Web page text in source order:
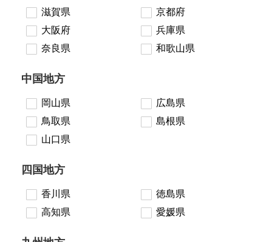
滋賀県
京都府
大阪府
兵庫県
奈良県
和歌山県
中国地方
岡山県
広島県
鳥取県
島根県
山口県
四国地方
香川県
徳島県
高知県
愛媛県